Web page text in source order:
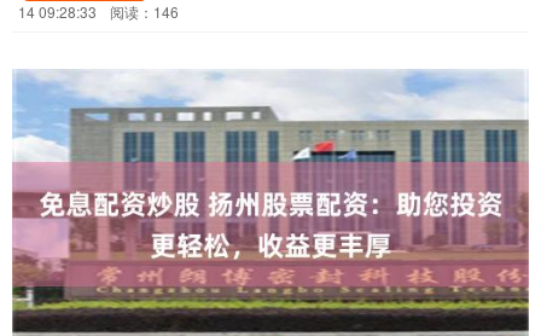
14 09:28:33
阅读：146